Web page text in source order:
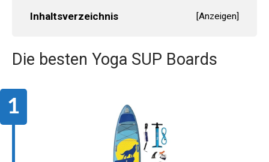
Inhaltsverzeichnis [Anzeigen]
Die besten Yoga SUP Boards